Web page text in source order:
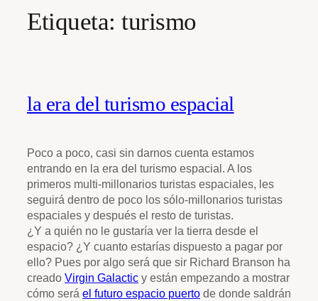
Etiqueta: turismo
la era del turismo espacial
Poco a poco, casi sin darnos cuenta estamos
entrando en la era del turismo espacial. A los
primeros multi-millonarios turistas espaciales, les
seguirá dentro de poco los sólo-millonarios turistas
espaciales y después el resto de turistas.
¿Y a quién no le gustaría ver la tierra desde el
espacio? ¿Y cuanto estarías dispuesto a pagar por
ello? Pues por algo será que sir Richard Branson ha
creado Virgin Galactic y están empezando a mostrar
cómo será el futuro espacio puerto de donde saldrán